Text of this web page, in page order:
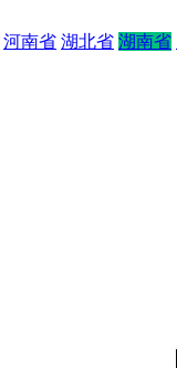
河南省 湖北省 湖南省